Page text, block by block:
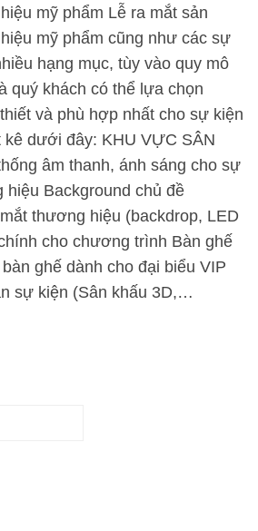
mỹ phẩm Lễ ra mắt sản
mỹ phẩm cũng như các sự
hạng mục, tùy vào quy mô
quý khách có thể lựa chọn
và phù hợp nhất cho sự kiện
dưới đây: KHU VỰC SÂN
âm thanh, ánh sáng cho sự
hiệu Background chủ đề
thương hiệu (backdrop, LED
cho chương trình Bàn ghế
ghế dành cho đại biểu VIP
sự kiện (Sân khấu 3D,…